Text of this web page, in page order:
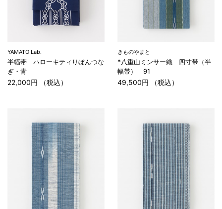
YAMATO Lab.
半幅帯 ハローキティりぼんつな
ぎ・青
22,000円 （税込）
きものやまと
*八重山ミンサー織 四寸帯（半
幅帯） 91
49,500円 （税込）